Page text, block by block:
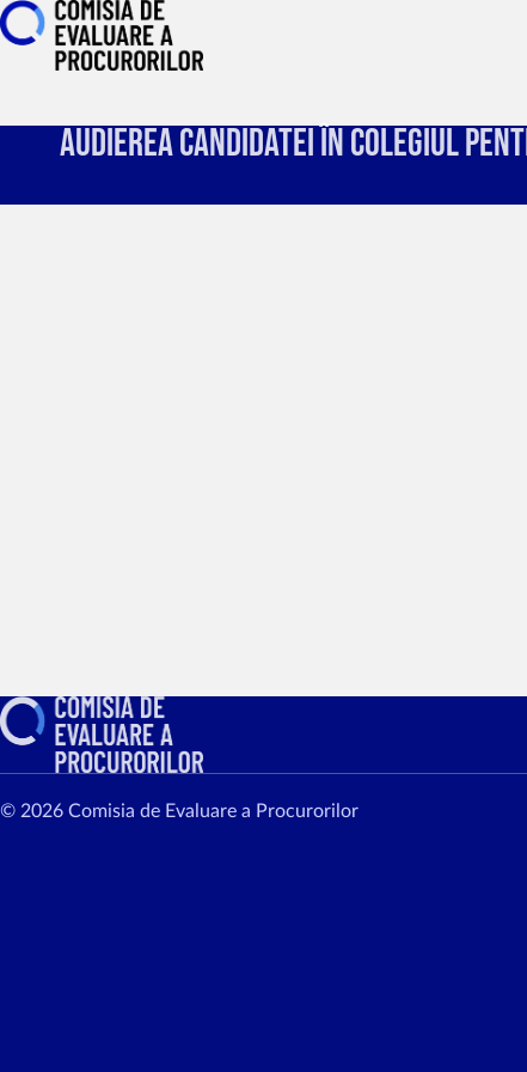
Audierea candidatei în Colegiul
© 2026 Comisia de Evaluare a Procurorilor